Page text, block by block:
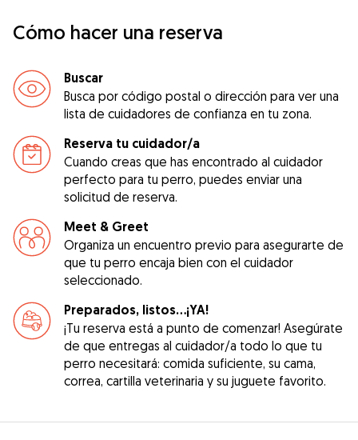
Cómo hacer una reserva
Buscar
Busca por código postal o dirección para ver una
lista de cuidadores de confianza en tu zona.
Reserva tu cuidador/a
Cuando creas que has encontrado al cuidador
perfecto para tu perro, puedes enviar una
solicitud de reserva.
Meet & Greet
Organiza un encuentro previo para asegurarte de
que tu perro encaja bien con el cuidador
seleccionado.
Preparados, listos...¡YA!
¡Tu reserva está a punto de comenzar! Asegúrate
de que entregas al cuidador/a todo lo que tu
perro necesitará: comida suficiente, su cama,
correa, cartilla veterinaria y su juguete favorito.